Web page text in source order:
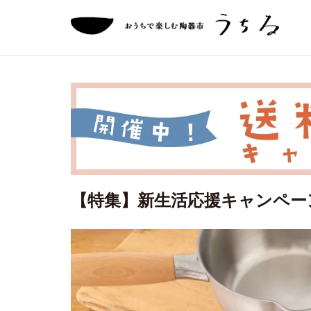
【特集】新生活応援キャンペ